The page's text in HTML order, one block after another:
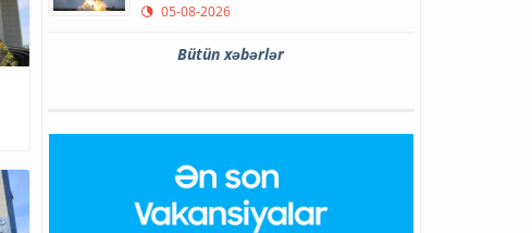
05-08-2026
Bütün xəbərlər